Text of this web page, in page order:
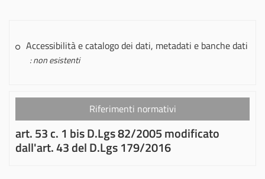
Accessibilità e catalogo dei dati, metadati e banche dati
: non esistenti
Riferimenti normativi
art. 53 c. 1 bis D.Lgs 82/2005 modificato
dall'art. 43 del D.Lgs 179/2016